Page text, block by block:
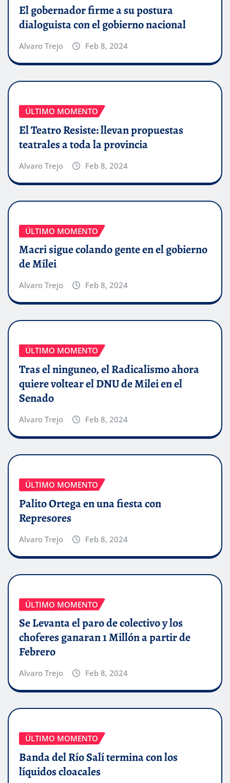
El gobernador firme a su postura
dialoguista con el gobierno nacional
Alvaro Trejo Feb 8, 2024
ÚLTIMO MOMENTO
El Teatro Resiste: llevan propuestas
teatrales a toda la provincia
Alvaro Trejo Feb 8, 2024
ÚLTIMO MOMENTO
Macri sigue colando gente en el gobierno
de Milei
Alvaro Trejo Feb 8, 2024
ÚLTIMO MOMENTO
Tras el ninguneo, el Radicalismo ahora
quiere voltear el DNU de Milei en el
Senado
Alvaro Trejo Feb 8, 2024
ÚLTIMO MOMENTO
Palito Ortega en una fiesta con
Represores
Alvaro Trejo Feb 8, 2024
ÚLTIMO MOMENTO
Se Levanta el paro de colectivo y los
choferes ganaran 1 Millón a partir de
Febrero
Alvaro Trejo Feb 8, 2024
ÚLTIMO MOMENTO
Banda del Río Salí termina con los
líquidos cloacales